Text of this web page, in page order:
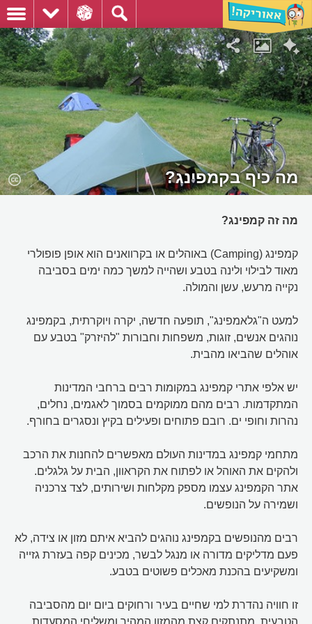
מה כיף בקמפינג?
מה זה קמפינג?
קמפינג (Camping) באוהלים או בקרוואנים הוא אופן פופולרי
מאוד לבילוי ולינה בטבע ושהייה למשך כמה ימים בסביבה
נקייה מרעש, עשן והמולה.
למעט ה"גלאמפינג", תופעה חדשה, יקרה ויוקרתית, בקמפינג
נוהגים אנשים, זוגות, משפחות וחבורות "להיזרק" בטבע עם
אוהלים שהביאו מהבית.
יש אלפי אתרי קמפינג במקומות רבים ברחבי המדינות
המתקדמות. רבים מהם ממוקמים בסמוך לאגמים, נחלים,
נהרות וחופי ים. רובם פתוחים ופעילים בקיץ ונסגרים בחורף.
מתחמי קמפינג במדינות העולם מאפשרים להחנות את הרכב
ולהקים את האוהל או לפתוח את הקראוון, הבית על גלגלים.
אתר הקמפינג עצמו מספק מקלחות ושירותים, לצד צרכניה
ושמירה על הנופשים.
רבים מהנופשים בקמפינג נוהגים להביא איתם מזון או צידה, לא
פעם מדליקים מדורה או מנגל לבשר, מכינים קפה בעזרת גזייה
ומשקיעים בהכנת מאכלים פשוטים בטבע.
זו חוויה נהדרת למי שחיים בעיר ורחוקים ביום יום מהסביבה
הטבעית. מתנתקים קצת מהמזון המהיר ומשליחי המסעדות,